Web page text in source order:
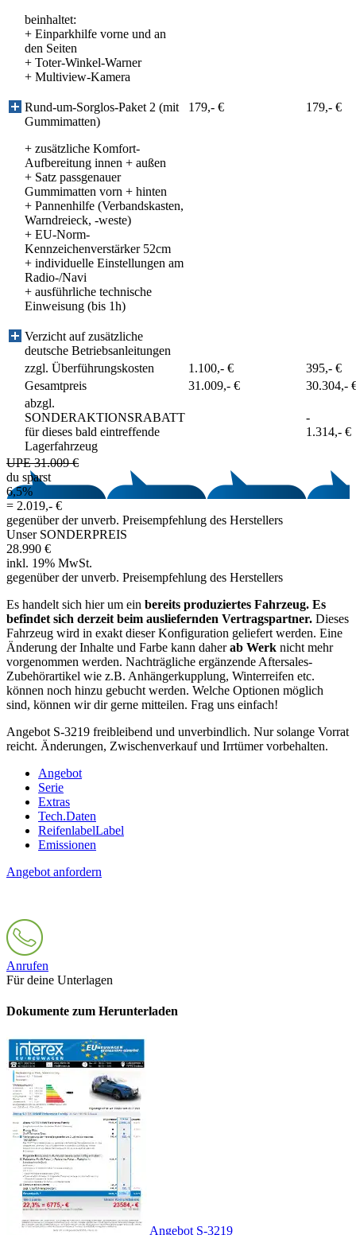
beinhaltet:
+ Einparkhilfe vorne und an
den Seiten
+ Toter-Winkel-Warner
+ Multiview-Kamera
Rund-um-Sorglos-Paket 2 (mit
Gummimatten)
+ zusätzliche Komfort-
Aufbereitung innen + außen
+ Satz passgenauer
Gummimatten vorn + hinten
+ Pannenhilfe (Verbandskasten,
Warndreieck, -weste)
+ EU-Norm-
Kennzeichenverstärker 52cm
+ individuelle Einstellungen am
Radio-/Navi
+ ausführliche technische
Einweisung (bis 1h)
179,- € 179,- €
Verzicht auf zusätzliche
deutsche Betriebsanleitungen
zzgl. Überführungskosten
1.100,- €
395,- €
Gesamtpreis
31.009,- €
30.304,-
abzgl.
SONDERAKTIONSRABATT
für dieses bald eintreffende
Lagerfahrzeug
-
1.314,- €
UPE 31.009 €
du sparst
6,5%
= 2.019,- €
gegenüber der unverb. Preisempfehlung des Herstellers
Unser SONDERPREIS
28.990 €
inkl. 19% MwSt.
gegenüber der unverb. Preisempfehlung des Herstellers
Es handelt sich hier um ein bereits produziertes Fahrzeug. Es
befindet sich derzeit beim ausliefernden Vertragspartner. Dieses
Fahrzeug wird in exakt dieser Konfiguration geliefert werden. Eine
Änderung der Inhalte und Farbe kann daherab Werk nicht mehr
vorgenommen werden. Nachträgliche ergänzende Aftersales‐
Zubehörartikel wie z.B. Anhängerkupplung, Winterreifen etc.
können noch hinzu gebucht werden. Welche Optionen möglich
sind, können wir dir gerne mitteilen. Frag uns einfach!
Angebot S-3219 freibleibend und unverbindlich. Nur solange Vorrat
reicht. Änderungen, Zwischenverkauf und Irrtümer vorbehalten.
Angebot
Serie
Extras
Tech.Daten
ReifenlabelLabel
Emissionen
Angebot anfordern
Anrufen
Für deine Unterlagen
Dokumente zum Herunterladen
Angebot S-3219